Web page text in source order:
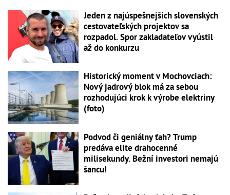
Jeden z najúspešnejších slovenských
cestovateľských projektov sa
rozpadol. Spor zakladateľov vyústil
až do konkurzu
Historický moment v Mochovciach:
Nový jadrový blok má za sebou
rozhodujúci krok k výrobe elektriny
(foto)
Podvod či geniálny ťah? Trump
predáva elite drahocenné
milisekundy. Bežní investori nemajú
šancu!